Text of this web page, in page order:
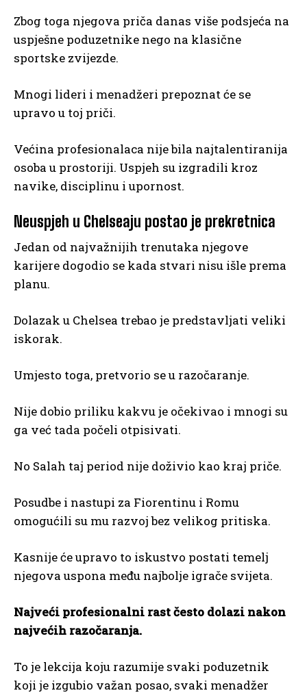
Zbog toga njegova priča danas više podsjeća na
uspješne poduzetnike nego na klasične
sportske zvijezde.
Mnogi lideri i menadžeri prepoznat će se
upravo u toj priči.
Većina profesionalaca nije bila najtalentiranija
osoba u prostoriji. Uspjeh su izgradili kroz
navike, disciplinu i upornost.
Neuspjeh u Chelseaju postao je prekretnica
Jedan od najvažnijih trenutaka njegove
karijere dogodio se kada stvari nisu išle prema
planu.
Dolazak u Chelsea trebao je predstavljati veliki
iskorak.
Umjesto toga, pretvorio se u razočaranje.
Nije dobio priliku kakvu je očekivao i mnogi su
ga već tada počeli otpisivati.
No Salah taj period nije doživio kao kraj priče.
Posudbe i nastupi za Fiorentinu i Romu
omogućili su mu razvoj bez velikog pritiska.
Kasnije će upravo to iskustvo postati temelj
njegova uspona među najbolje igrače svijeta.
Najveći profesionalni rast često dolazi nakon
najvećih razočaranja.
To je lekcija koju razumije svaki poduzetnik
koji je izgubio važan posao, svaki menadžer